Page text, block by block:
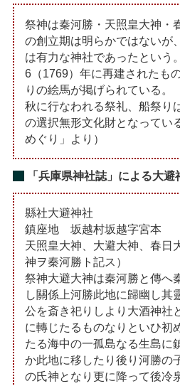
祭神は秦河勝・天照皇大神・
の創立期は明らかではないが
は有力な神社であったという
6（1769）年に再建されたも
りの絵馬が掲げられている。
秋に行なわれる祭礼、船祭り
の選択無形文化財となってい
めぐり」より）
「兵庫県神社誌」による大避
縣社大避神社
鎮座地 坂越村坂越字宮本
天照皇大神、大避大神、春日
神ヲ秦河勝ト記ス）
祭神大避大神は秦河勝と傳へ
し關係上河勝此地に歸幽し其
公を斎き祀りしより大酒神社
に轉じたるものなりといひ初
たる海中の一孤島なる生島に
か此地に移したり後り河勝の
の氏神となり更に降って後冷